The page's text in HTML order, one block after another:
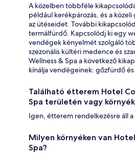
A közelben többféle
például kerékpározás, és a
az ütéseidet. További
termálfürdő. Kapcsolódj ki egy
vendégek kényelmét szolgáló
szezonális kültéri medence és
Wellness & Spa a következő
kínálja vendégeinek: gőzfürdő
Található étterem Hotel
Spa területén vagy
Igen, étterem rendelkezésre áll a
Milyen környéken van
Spa?